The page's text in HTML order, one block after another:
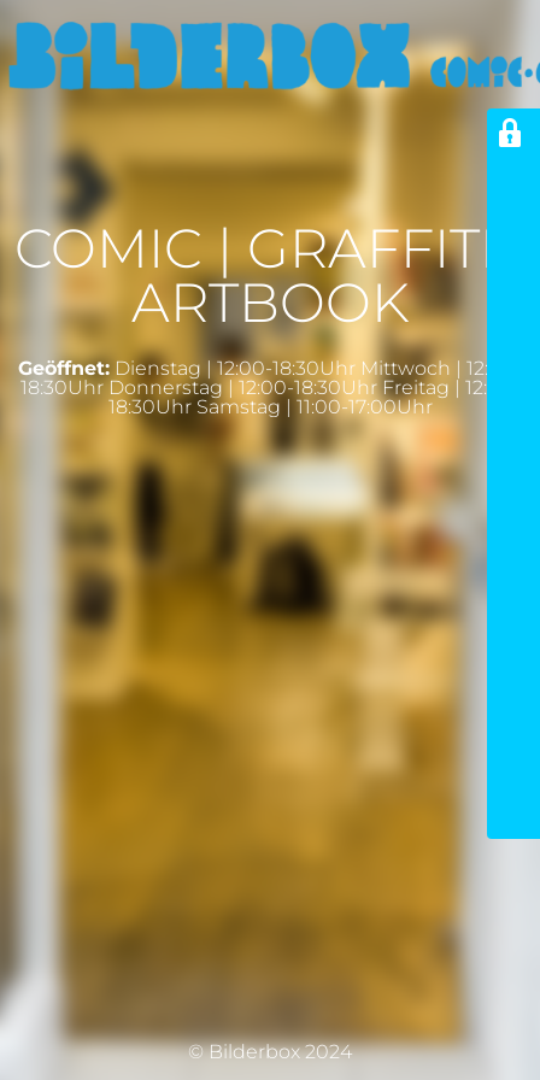
COMIC | GRAFFITI |
ARTBOOK
Geöffnet: Dienstag | 12:00-18:30Uhr Mittwoch | 12:00-
18:30Uhr Donnerstag | 12:00-18:30Uhr Freitag | 12:00-
18:30Uhr Samstag | 11:00-17:00Uhr
© Bilderbox 2024